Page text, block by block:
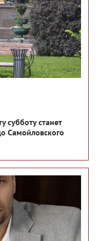
субботу станет
Самойловского